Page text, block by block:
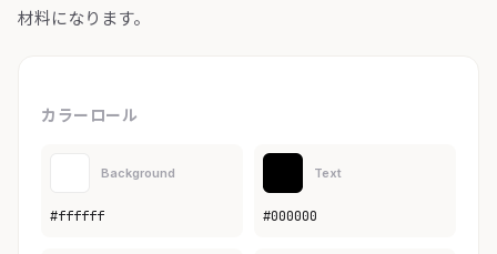
材料になります。
カラーロール
Background
#ffffff
Text
#000000